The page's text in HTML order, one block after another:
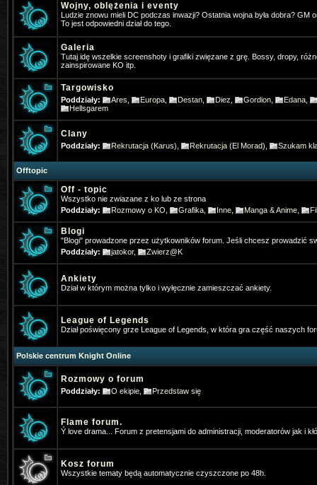
Wojny, oblężenia i eventy
Ludzie znowu mieli DC podczas inwazji? Ostatnia wojna była dobra?
To jest odpowiedni dział do tego.
Galeria
Tutaj idę wszelkie screenshoty i grafiki zwięzane z grę. Bossy, dropy,
zainspirowane KO itp.
Targowisko
Poddziały: Ares Europa Destan Diez Gordion Edana
Hellsgarem
Clany
Poddziały: Rekrutacja (Karus) Rekrutacja (El Morad) Szukam
Offtopic
Off - topic
Wszystko nie zwiazane z ko lub ze strona
Poddziały:
Rozmowy o KO Grafika Inne Manga & Anime
Blogi
"Blogi" prowadzone przez użytkowników forum. Jeśli chcesz prowadzić
Poddziały:
jatokor, Zwierz@K
Ankiety
Dział w którym można tylko i wyłęcznie zamieszczać ankiety.
League of Legends
Dział poświęcony grze League of Legends, w która gra część naszych
Polskie centrum Knight Online
Rozmowy o forum
Poddziały: O ekipie Przedstaw się
Flame forum.
Ý love drama... Forum z pretensjami do administracji, moderatorów jak i
Kosz forum
Wszystkie tematy będą automatycznie czyszczone po 48h.
Pogo- 2025-01-31 17:32:05
Jakby co osobiście gram w ko na
4Dominik- 2025-02-11 19:31:52
Widac ze jeszcze sie niektórzy
TheFlash- 2025-02-22 22:46:13
Chłopaki zapraszam was ⚔️KO-
& HD CLIENT ⏩BETA:21 Mart
Gloria
Gdzie Pogo grasz
Jak się nazywało forum
Kojarzy ktos moze filmik z PK z tą
v=JaCli6AB2vI
Vey - 2026-01-05 07:37:13
⭐OhaGaming.com v1534 ✅
Ja tez gram na MYKO,
*Hangman- 2026-01-13 19:46:40
Www.mykomobile.com
SiwyProjectKO- 2026-03-14 01:51:46